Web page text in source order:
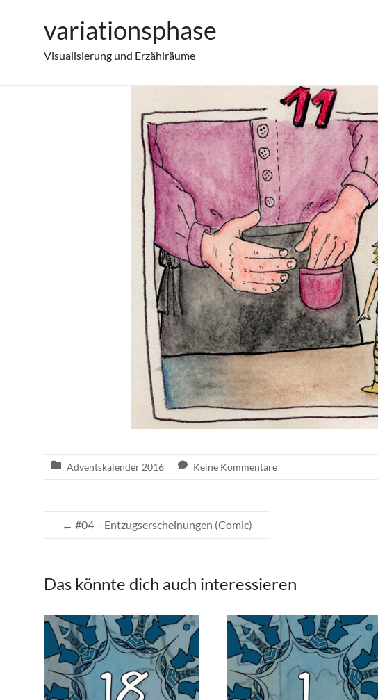
variationsphase
Visualisierung und Erzählräume
11. Türchen – Geschenk
Adventskalender 2016 Keine Kommentare
← #04 – Entzugserscheinungen (Comic)
Das könnte dich auch interessieren